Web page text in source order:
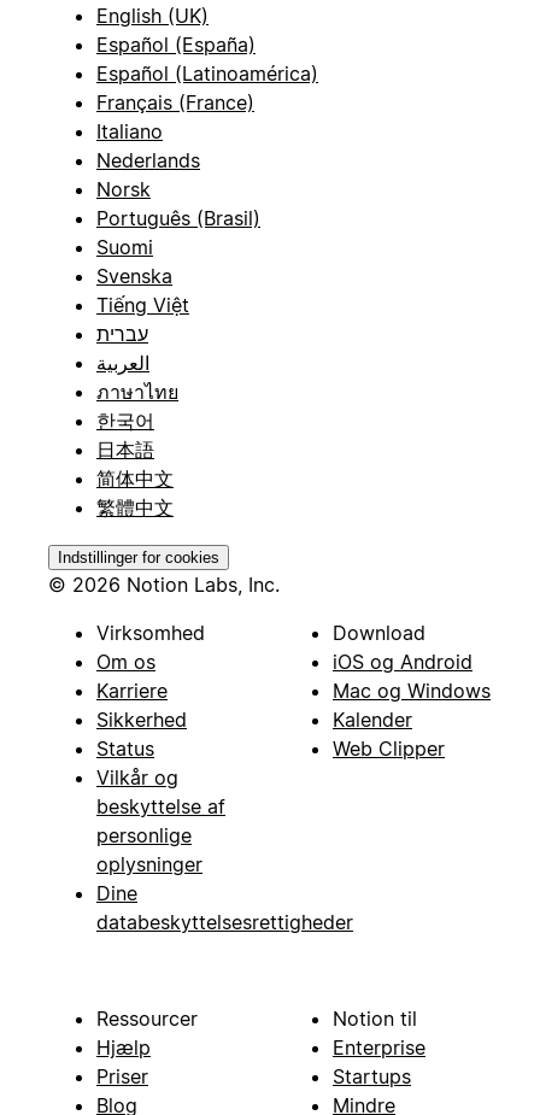
English (UK)
Español (España)
Español (Latinoamérica)
Français (France)
Italiano
Nederlands
Norsk
Português (Brasil)
Suomi
Svenska
Tiếng Việt
עברית
العربية
ภาษาไทย
한국어
日本語
简体中文
繁體中文
Indstillinger for cookies
© 2026 Notion Labs, Inc.
Virksomhed
Om os
Karriere
Sikkerhed
Status
Vilkår og
beskyttelse af
personlige
oplysninger
Dine
databeskyttelsesrettigheder
Download
iOS og Android
Mac og Windows
Kalender
Web Clipper
Ressourcer
Hjælp
Priser
Blog
Notion til
Enterprise
Startups
Mindre